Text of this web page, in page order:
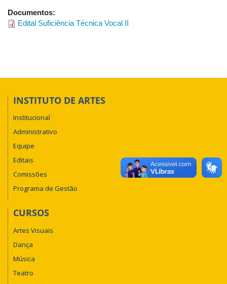
Documentos:
Edital Suficiência Técnica Vocal II
INSTITUTO DE ARTES
Institucional
Administrativo
Equipe
Editais
Comissões
Programa de Gestão
CURSOS
Artes Visuais
Dança
Música
Teatro